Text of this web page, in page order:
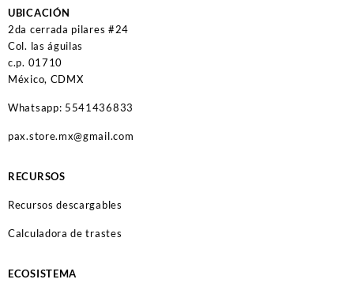
UBICACIÓN
2da cerrada pilares #24
Col. las águilas
c.p. 01710
México, CDMX
Whatsapp: 5541436833
pax.store.mx@gmail.com
RECURSOS
Recursos descargables
Calculadora de trastes
ECOSISTEMA